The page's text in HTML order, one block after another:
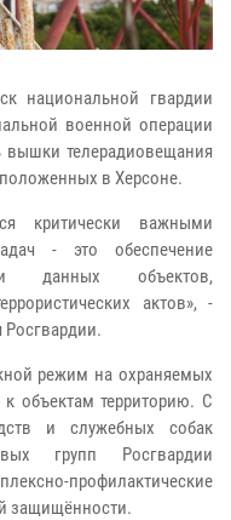
национальной гвардии
военной операции
вышки телерадиовещания
в Херсоне.
критически важными
- это обеспечение
данных объектов,
актов», -
Росгвардии.
режим на охраняемых
объектам территорию. С
и служебных собак
групп Росгвардии
профилактические
защищённости.